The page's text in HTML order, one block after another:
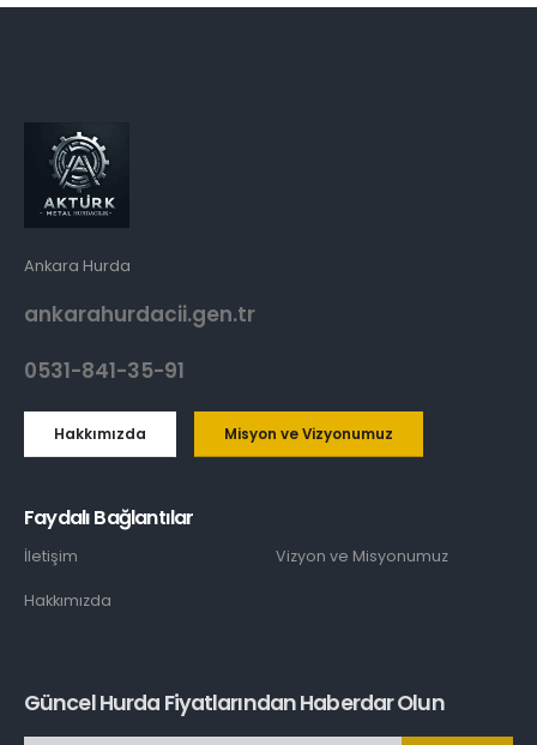
Ankara Hurda
ankarahurdacii.gen.tr
0531-841-35-91
Hakkımızda Misyon ve Vizyonumuz
Faydalı Bağlantılar
İletişim
Hakkımızda
Vizyon ve Misyonumuz
Güncel Hurda Fiyatlarından Haberdar Olun